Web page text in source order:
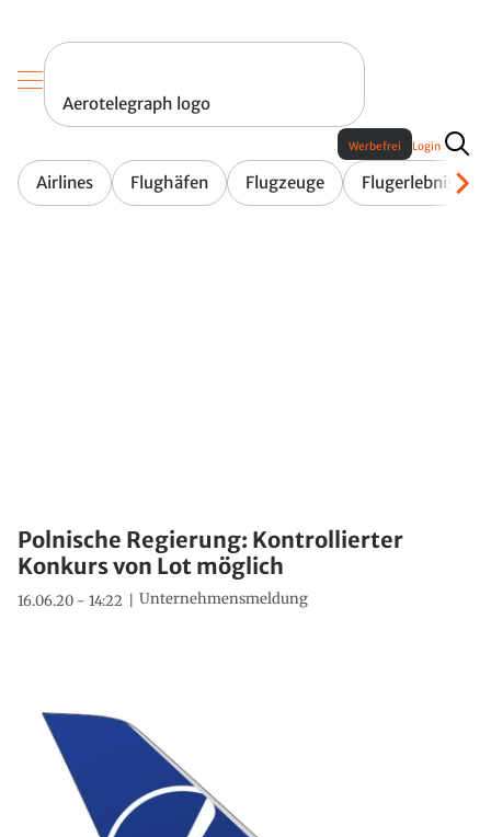
Aerotelegraph logo
Airlines Flughäfen Flugzeuge Flugerlebnis
Werbefrei Login
Polnische Regierung: Kontrollierter
Konkurs von Lot möglich
16.06.20 - 14:22 Unternehmensmeldung